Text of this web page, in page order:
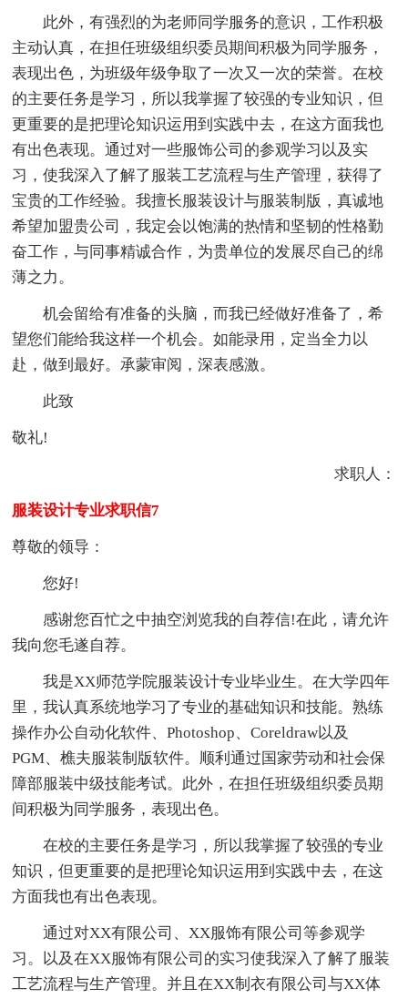
此外，有强烈的为老师同学服务的意识，工作积极
主动认真，在担任班级组织委员期间积极为同学服务，
表现出色，为班级年级争取了一次又一次的荣誉。在校
的主要任务是学习，所以我掌握了较强的专业知识，但
更重要的是把理论知识运用到实践中去，在这方面我也
有出色表现。通过对一些服饰公司的参观学习以及实
习，使我深入了解了服装工艺流程与生产管理，获得了
宝贵的工作经验。我擅长服装设计与服装制版，真诚地
希望加盟贵公司，我定会以饱满的热情和坚韧的性格勤
奋工作，与同事精诚合作，为贵单位的发展尽自己的绵
薄之力。
机会留给有准备的头脑，而我已经做好准备了，希
望您们能给我这样一个机会。如能录用，定当全力以
赴，做到最好。承蒙审阅，深表感激。
此致
敬礼!
求职人：
服装设计专业求职信7
尊敬的领导：
您好!
感谢您百忙之中抽空浏览我的自荐信!在此，请允许
我向您毛遂自荐。
我是XX师范学院服装设计专业毕业生。在大学四年
里，我认真系统地学习了专业的基础知识和技能。熟练
操作办公自动化软件、Photoshop、Coreldraw以及
PGM、樵夫服装制版软件。顺利通过国家劳动和社会保
障部服装中级技能考试。此外，在担任班级组织委员期
间积极为同学服务，表现出色。
在校的主要任务是学习，所以我掌握了较强的专业
知识，但更重要的是把理论知识运用到实践中去，在这
方面我也有出色表现。
通过对XX有限公司、XX服饰有限公司等参观学
习。以及在XX服饰有限公司的实习使我深入了解了服装
工艺流程与生产管理。并且在XX制衣有限公司与XX体